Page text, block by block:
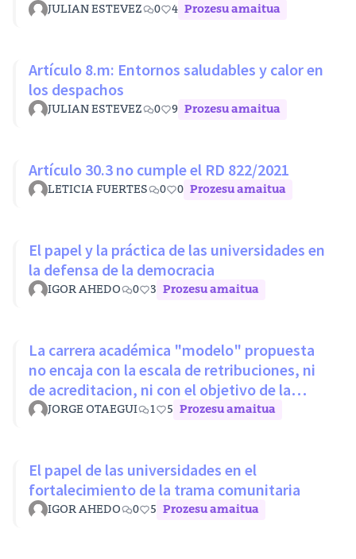
JULIAN ESTEVEZ 0 4 Prozesu amaitua
Artículo 8.m: Entornos saludables y calor en
los despachos
JULIAN ESTEVEZ 0 9 Prozesu amaitua
Artículo 30.3 no cumple el RD 822/2021
LETICIA FUERTES 0 0 Prozesu amaitua
El papel y la práctica de las universidades en
la defensa de la democracia
IGOR AHEDO 0 3 Prozesu amaitua
La carrera académica "modelo" propuesta
no encaja con la escala de retribuciones, ni
de acreditacion, ni con el objetivo de la
LOSUJORGE OTAEGUI 1 5 Prozesu amaitua
El papel de las universidades en el
fortalecimiento de la trama comunitaria
IGOR AHEDO 0 5 Prozesu amaitua